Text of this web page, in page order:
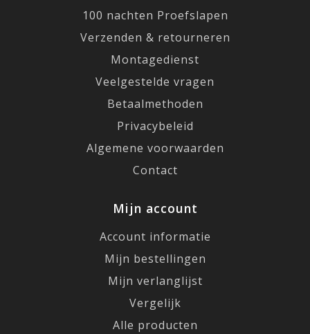
100 nachten Proefslapen
Verzenden & retourneren
Montagedienst
Veelgestelde vragen
Betaalmethoden
Privacybeleid
Algemene voorwaarden
Contact
Mijn account
Account informatie
Mijn bestellingen
Mijn verlanglijst
Vergelijk
Alle producten